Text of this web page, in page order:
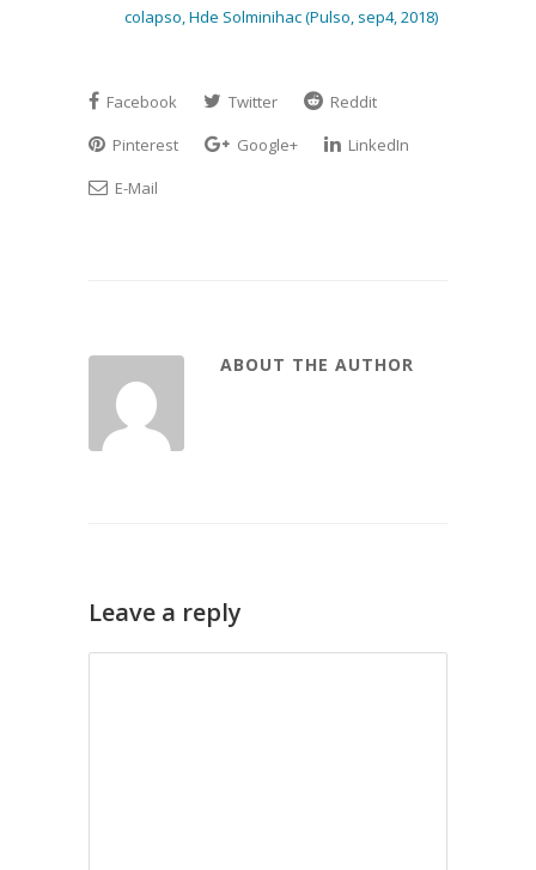
colapso, Hde Solminihac (Pulso, sep4, 2018)
Facebook Twitter
Reddit
Pinterest
Google+
LinkedIn
E-Mail
ABOUT THE AUTHOR
Leave a reply